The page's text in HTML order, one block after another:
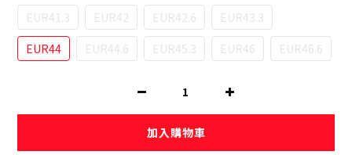
EUR41.3 EUR42 EUR42.6
EUR43.3
EUR44
EUR44.6 EUR45.3 EUR46 EUR46.6
加入購物車